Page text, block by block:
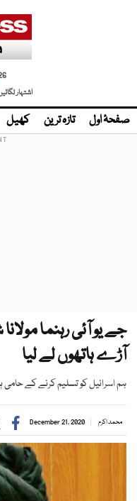
اشتہار
صفحۂ اول تازہ ترین کھیل
جے یو آئی رہنما
آڑے ہاتھوں لے لیا
ہم اسرائیل کو تسلیم کرنے کے حامی
محمد اکرم December 21, 2020